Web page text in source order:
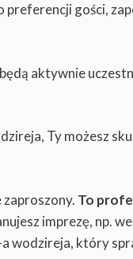
gości,
aktywnie
Ty możesz
To
imprezę, np.
wodzireja, który